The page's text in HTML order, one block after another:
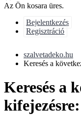
Az Ön kosara üres.
Bejelentkezés
Regisztráció
szalvetadeko.hu
Keresés a
Keresés a